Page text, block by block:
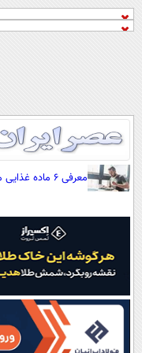
معرفی ۶ ماده غذایی مفید برای پروستات، استخوان و عضلات